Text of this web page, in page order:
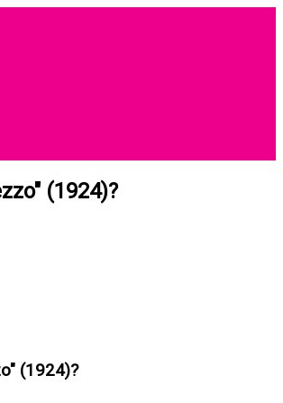
(1924)?
(1924)?